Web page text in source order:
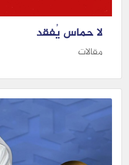
لا حماس يُفقد
مقالات